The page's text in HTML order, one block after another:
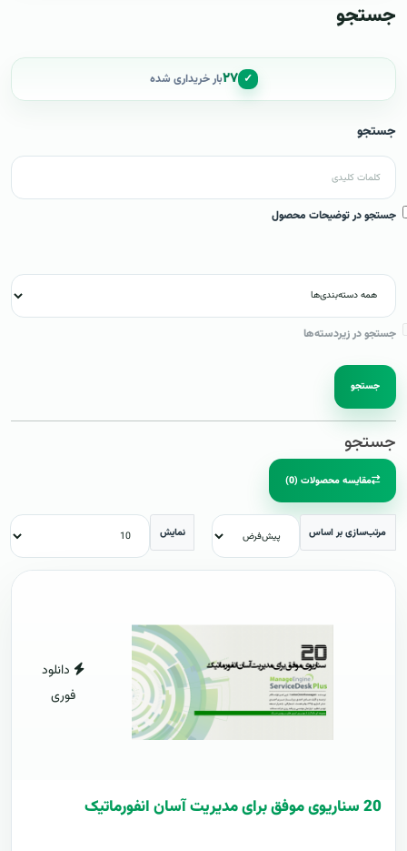
جستجو
✓ ۲۷بار خریداری شده
جستجو
جستجو در توضیحات محصول
جستجو در زیردسته‌ها
جستجو
جستجو
مقایسه محصولات (0)
مرتب‌سازی بر اساس نمایش
دانلود
فوری
20 سناریوی موفق برای مدیریت آسان انفورماتیک